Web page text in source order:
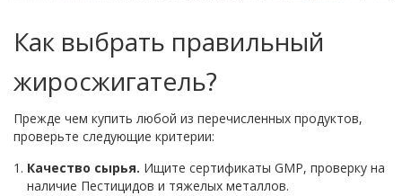
Как выбрать правильный
жиросжигатель?
Прежде чем купить любой из перечисленных продуктов,
проверьте следующие критерии:
Качество сырья. Ищите сертификаты GMP, проверку на
наличие Пестицидов и тяжелых металлов.